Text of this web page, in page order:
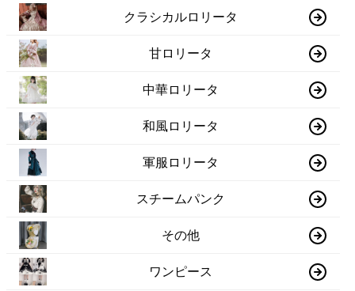
クラシカルロリータ
甘ロリータ
中華ロリータ
和風ロリータ
軍服ロリータ
スチームパンク
その他
ワンピース